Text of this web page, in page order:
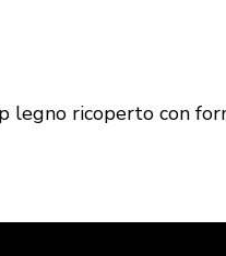
ricoperto con